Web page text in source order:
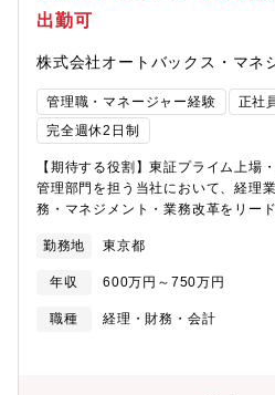
出勤可
株式会社オートバックス・マネ
管理職・マネージャー経験 正社
完全週休2日制
【期待する役割】東証プライム上場
管理部門を担う当社において、経理
務・マネジメント・業務改革をリー
ループ・関連会社を横断した経理体
標準化・効率化、経理代行組織とし
から、部門全体のパフォーマンス最
活躍いただきたいポジションです。
増加しています。現在、業務量の増
勤務地 東京都
年収 600万円～750万円
職種
経理・財務・会計